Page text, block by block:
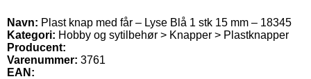
Navn: Plast knap med får – Lyse Blå 1 stk 15 mm – 18345
Kategori: Hobby og sytilbehør > Knapper > Plastknapper
Producent:
Varenummer: 3761
EAN: